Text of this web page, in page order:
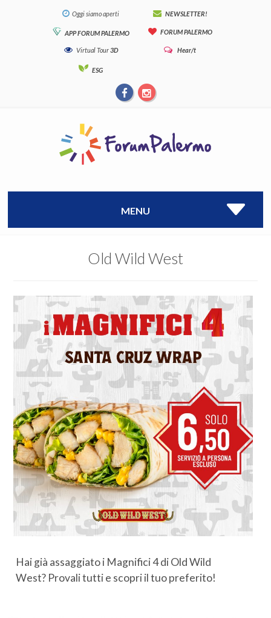
Oggi siamo aperti NEWSLETTER!
APP FORUM PALERMO FORUM PALERMO
Virtual Tour3D Hear/t
ESG
MENU
Old Wild West
Hai già assaggiato i Magnifici 4 di Old Wild
West? Provali tutti e scopri il tuo preferito!